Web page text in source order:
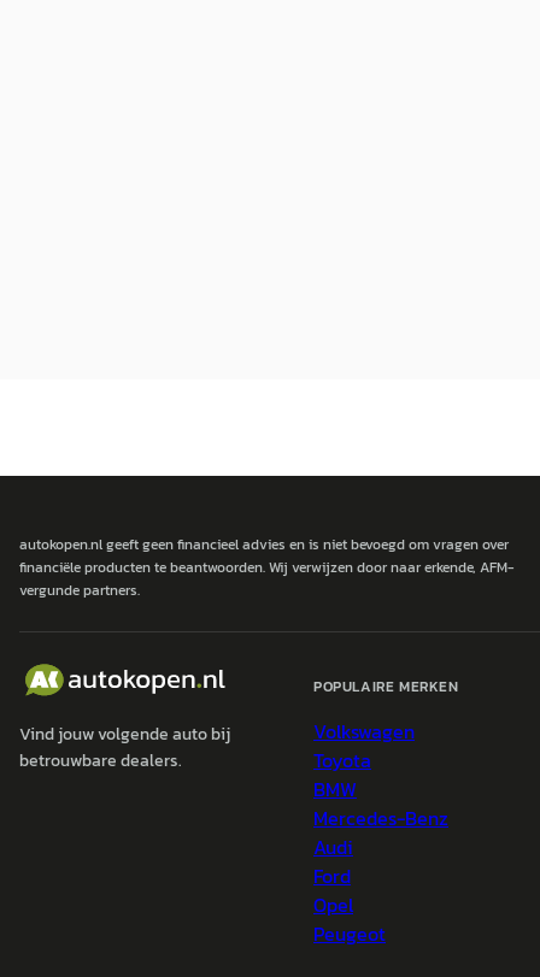
autokopen.nl geeft geen financieel advies en is niet bevoegd om vragen over
financiële producten te beantwoorden. Wij verwijzen door naar erkende, AFM-
vergunde partners.
Vind jouw volgende auto bij
betrouwbare dealers.
POPULAIRE MERKEN
Volkswagen
Toyota
BMW
Mercedes-Benz
Audi
Ford
Opel
Peugeot